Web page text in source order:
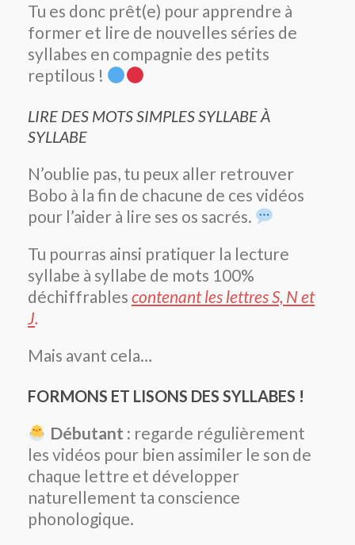
Tu es donc prêt(e) pour apprendre à
former et lire de nouvelles séries de
syllabes en compagnie des petits
reptilous !
LIRE DES MOTS SIMPLES SYLLABE À
SYLLABE
N’oublie pas, tu peux aller retrouver
Bobo à la fin de chacune de ces vidéos
pour l’aider à lire ses os sacrés.
Tu pourras ainsi pratiquer la lecture
syllabe à syllabe de mots 100%
déchiffrables contenant les lettres S, N et
J.
Mais avant cela…
FORMONS ET LISONS DES SYLLABES !
Débutant : regarde régulièrement
les vidéos pour bien assimiler le son de
chaque lettre et développer
naturellement ta conscience
phonologique.